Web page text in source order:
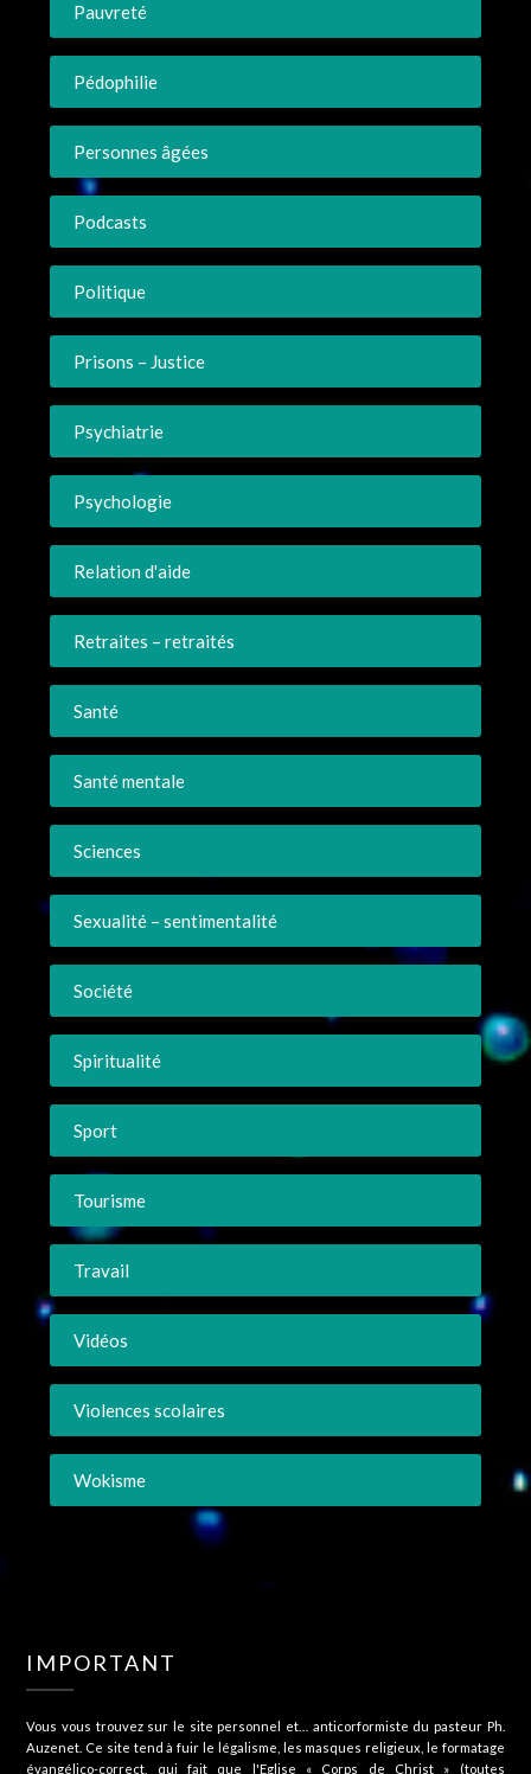
Pauvreté
Pédophilie
Personnes âgées
Podcasts
Politique
Prisons – Justice
Psychiatrie
Psychologie
Relation d'aide
Retraites – retraités
Santé
Santé mentale
Sciences
Sexualité – sentimentalité
Société
Spiritualité
Sport
Tourisme
Travail
Vidéos
Violences scolaires
Wokisme
IMPORTANT
Vous vous trouvez sur le site personnel et… anticorformiste du pasteur Ph.
Auzenet. Ce site tend à fuir le légalisme, les masques religieux, le formatage
évangélico-correct, qui fait que l'Eglise « Corps de Christ » (toutes